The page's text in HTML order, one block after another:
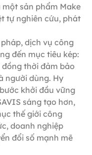
sản phẩm Make
tự nghiên cứu, phát
dịch vụ công
đến mục tiêu kép:
thời đảm bảo
người dùng. Hy
khởi đầu vững
sáng tạo hơn,
thế giới công
doanh nghiệp
đổi số mạnh mẽ